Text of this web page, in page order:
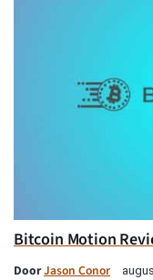
Bitcoin Motion
DoorJason Conor